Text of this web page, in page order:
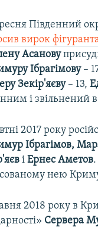
Південний
вирок
Асанову
Ібрагімову–
Зекір'яєву– 13,
і звільнений в
2017 року
Ібрагімов,
і Ернес Аметов
нею Криму
2018 року в
Сервера